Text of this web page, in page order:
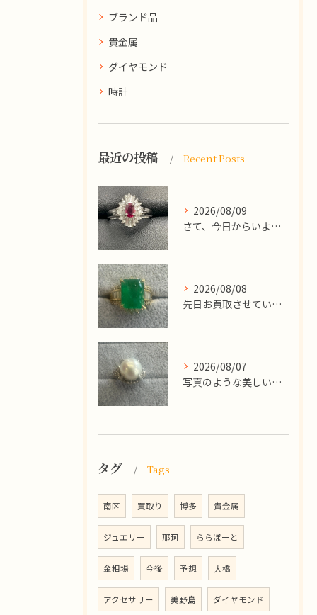
ブランド品
貴金属
ダイヤモンド
時計
最近の投稿 Recent Posts
2026/08/09
​さて、今日からいよいよお盆休みが始まりますね！
2026/08/08
先日お買取させていただいた
2026/08/07
写真のような美しい大粒のパールリングですが、
タグ Tags
南区 買取り 博多 貴金属
ジュエリー 那珂 ららぽーと
金相場 今後 予想 大橋
アクセサリー 美野島 ダイヤモンド